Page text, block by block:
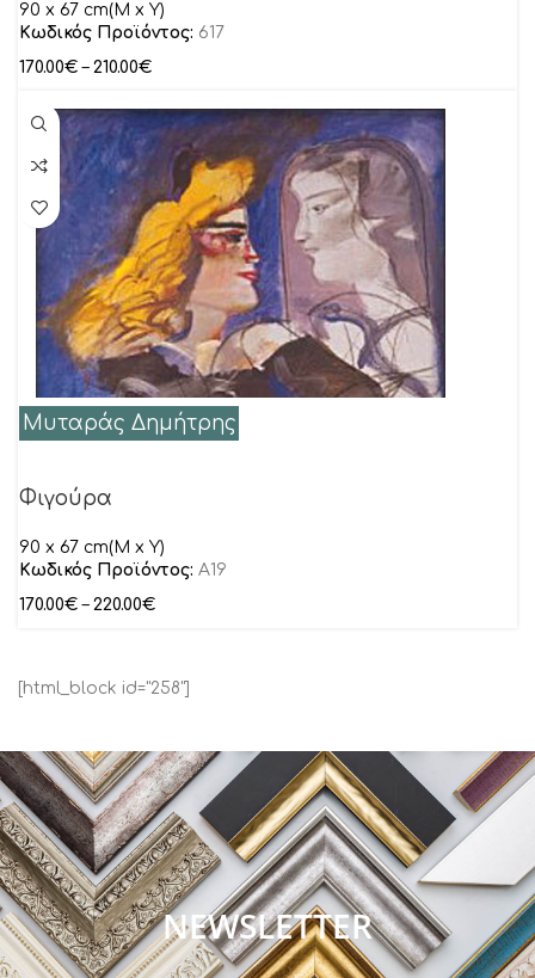
90 x 67 cm(M x Y)
Κωδικός Προϊόντος: 617
170.00€ – 210.00€
Μυταράς Δημήτρης
Φιγούρα
90 x 67 cm(M x Y)
Κωδικός Προϊόντος: A19
170.00€ – 220.00€
[html_block id="258"]
NEWSLETTER